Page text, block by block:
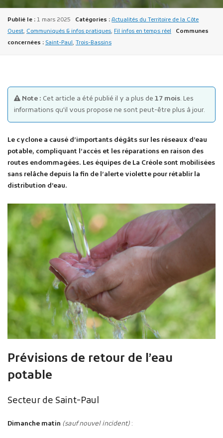
Publicité des actes
Marchés publics
Projets financés par l'Europe
Plans d'accès
Publié le : 1 mars 2025 Catégories : Actualités du Territoire de la Côte
Ouest, Communiqués & infos pratiques, Fil infos en temps réel
Communes
concernées : Saint-Paul, Trois-Bassins
Note : Cet article a été publié il y a plus de 17 mois. Les
informations qu'il vous propose ne sont peut-être plus à jour.
Le cyclone a causé d’importants dégâts sur les réseaux d’eau
potable, compliquant l’accès et les réparations en raison des
routes endommagées. Les équipes de La Créole sont mobilisées
sans relâche depuis la fin de l’alerte violette pour rétablir la
distribution d’eau.
Prévisions de retour de l’eau
potable
Secteur de Saint-Paul
Dimanche matin (sauf nouvel incident) :